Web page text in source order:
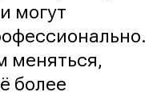
могут
меняться,
более